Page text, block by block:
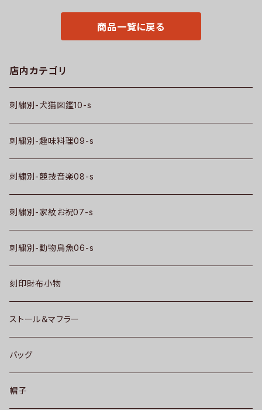
商品一覧に戻る
店内カテゴリ
刺繍別-犬猫図鑑10-s
刺繍別-趣味料理09-s
刺繍別-競技音楽08-s
刺繍別-家紋お祝07-s
刺繍別-動物鳥魚06-s
刻印財布小物
ストール＆マフラー
バッグ
帽子